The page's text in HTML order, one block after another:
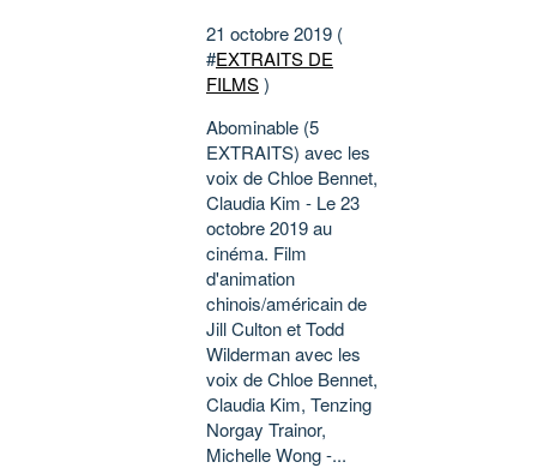
21 octobre 2019 (
#EXTRAITS DE
FILMS)
Abominable (5
EXTRAITS) avec les
voix de Chloe Bennet,
Claudia Kim - Le 23
octobre 2019 au
cinéma. Film
d'animation
chinois/américain de
Jill Culton et Todd
Wilderman avec les
voix de Chloe Bennet,
Claudia Kim, Tenzing
Norgay Trainor,
Michelle Wong -...